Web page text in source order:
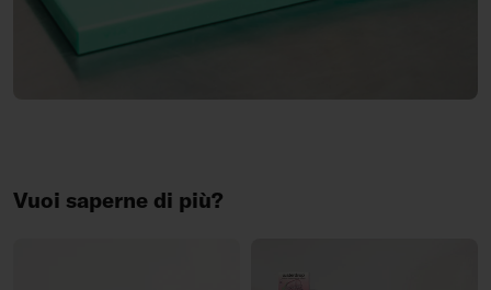
Vuoi saperne di più?